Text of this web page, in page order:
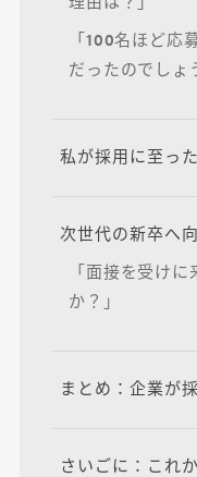
「100名ほど応
だったのでしょ
私が採用に至っ
次世代の新卒へ
「面接を受け
か？」
まとめ：企業が
さいごに：これ